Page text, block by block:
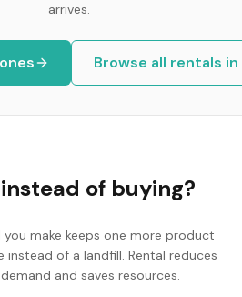
arrives.
Browse all rentals in
instead of buying?
you make keeps one more product
instead of a landfill. Rental reduces
and saves resources.